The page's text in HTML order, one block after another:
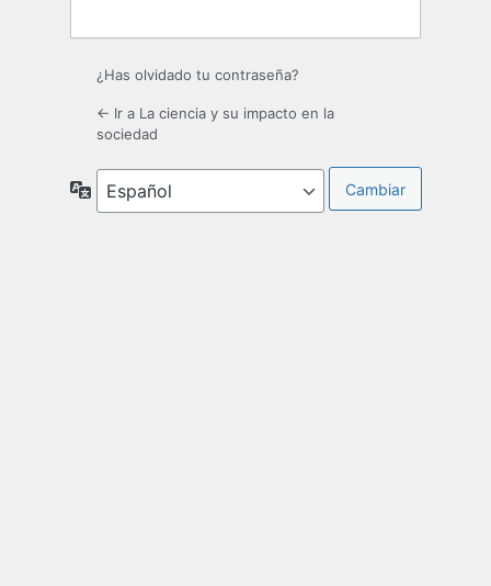
¿Has olvidado tu contraseña?
← Ir a La ciencia y su impacto en la
sociedad
Idioma